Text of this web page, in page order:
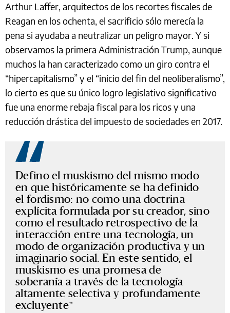
Arthur Laffer, arquitectos de los recortes fiscales de
Reagan en los ochenta, el sacrificio sólo merecía la
pena si ayudaba a neutralizar un peligro mayor. Y si
observamos la primera Administración Trump, aunque
muchos la han caracterizado como un giro contra el
“hipercapitalismo” y el “inicio del fin del neoliberalismo”,
lo cierto es que su único logro legislativo significativo
fue una enorme rebaja fiscal para los ricos y una
reducción drástica del impuesto de sociedades en 2017.
Defino el muskismo del mismo modo
en que históricamente se ha definido
el fordismo: no como una doctrina
explícita formulada por su creador, sino
como el resultado retrospectivo de la
interacción entre una tecnología, un
modo de organización productiva y un
imaginario social. En este sentido, el
muskismo es una promesa de
soberanía a través de la tecnología
altamente selectiva y profundamente
excluyente